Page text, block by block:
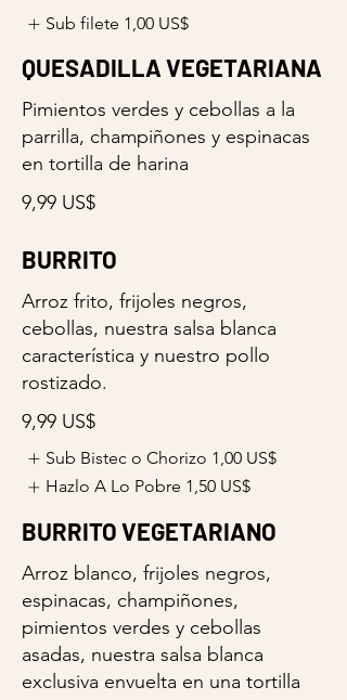
Sub filete 1,00 US$
QUESADILLA VEGETARIANA
Pimientos verdes y cebollas a la
parrilla, champiñones y espinacas
en tortilla de harina
9,99 US$
BURRITO
Arroz frito, frijoles negros,
cebollas, nuestra salsa blanca
característica y nuestro pollo
rostizado.
9,99 US$
Sub Bistec o Chorizo 1,00 US$
Hazlo A Lo Pobre 1,50 US$
BURRITO VEGETARIANO
Arroz blanco, frijoles negros,
espinacas, champiñones,
pimientos verdes y cebollas
asadas, nuestra salsa blanca
exclusiva envuelta en una tortilla